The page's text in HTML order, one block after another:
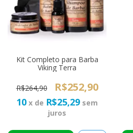
Kit Completo para Barba
Viking Terra
R$264,90 R$252,90
10 x de R$25,29 sem
juros